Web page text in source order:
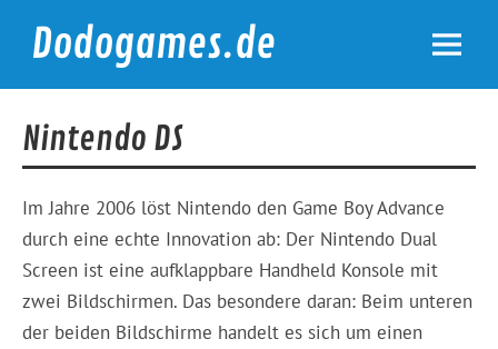
contentDodogames.de
Nintendo DS
Im Jahre 2006 löst Nintendo den Game Boy Advance
durch eine echte Innovation ab: Der Nintendo Dual
Screen ist eine aufklappbare Handheld Konsole mit
zwei Bildschirmen. Das besondere daran: Beim unteren
der beiden Bildschirme handelt es sich um einen